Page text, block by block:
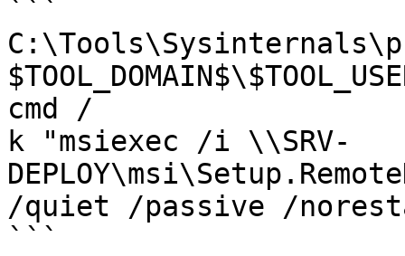
```
cmd /
k "msiexec /i \\SRV-
/quiet /passive /
```